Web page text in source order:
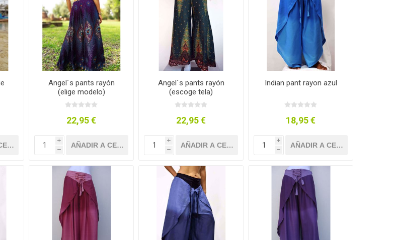
Calzado de algodón y
Angel´s pants rayón
(elige modelo)
22,95 €
i
h
Angel´s pants rayón
(escoge tela)
22,95 €
i
h
Indian pant rayon azul
18,95 €
i
h